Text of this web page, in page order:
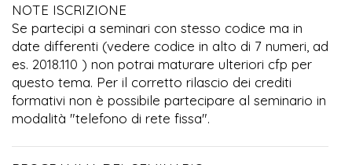
NOTE ISCRIZIONE
Se partecipi a seminari con stesso codice ma in
date differenti (vedere codice in alto di 7 numeri, ad
es. 2018.110 ) non potrai maturare ulteriori cfp per
questo tema. Per il corretto rilascio dei crediti
formativi non è possibile partecipare al seminario in
modalità "telefono di rete fissa".